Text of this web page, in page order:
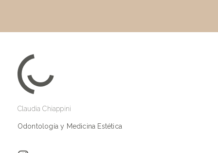
Claudia Chiappini
Odontología y Medicina Estética